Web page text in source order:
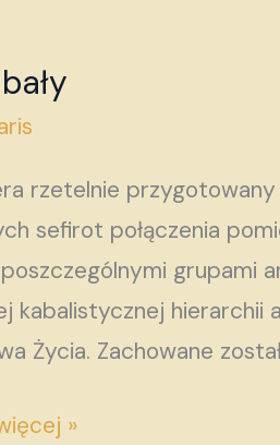
rzetelnie
sefirot połączenia
grupami
kabalistycznej hierarchii
Życia. Zachowane
»